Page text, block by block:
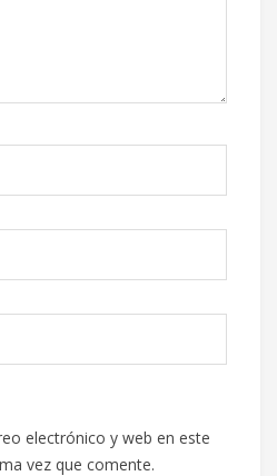
electrónico y web en este
vez que comente.